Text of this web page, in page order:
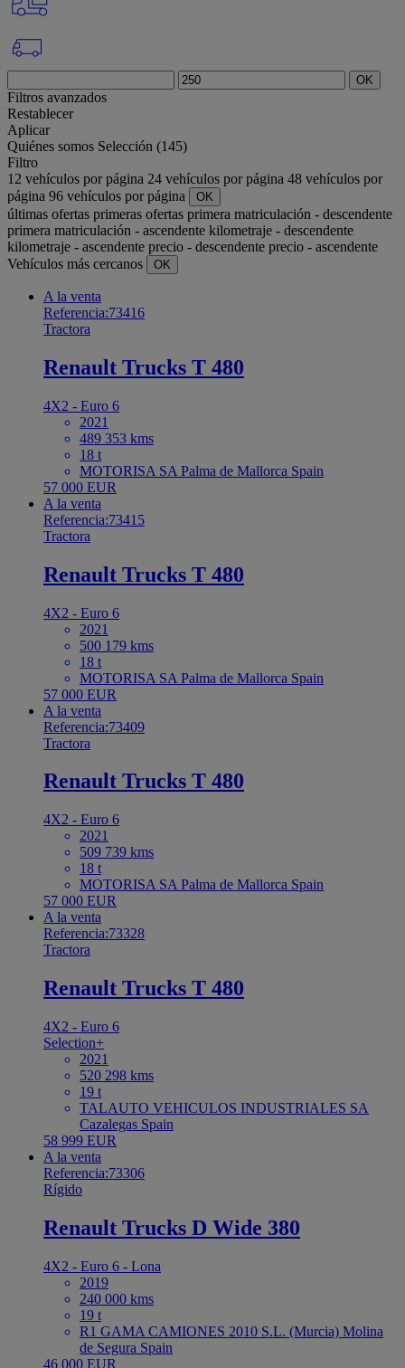
OK
Filtros avanzados
Restablecer
Aplicar
Quiénes somos Selección (145)
Filtro
12 vehículos por página 24 vehículos por página 48 vehículos por
página 96 vehículos por página OK
últimas ofertas primeras ofertas primera matriculación - descendente
primera matriculación - ascendente kilometraje - descendente
kilometraje - ascendente precio - descendente precio - ascendente
Vehículos más cercanos
OK
A la venta
Referencia:73416
Tractora
Renault Trucks T 480
4X2 - Euro 6
2021
489 353 kms
18 t
MOTORISA SA Palma de Mallorca Spain
57 000 EUR
A la venta
Referencia:73415
Tractora
Renault Trucks T 480
4X2 - Euro 6
2021
500 179 kms
18 t
MOTORISA SA Palma de Mallorca Spain
57 000 EUR
A la venta
Referencia:73409
Tractora
Renault Trucks T 480
4X2 - Euro 6
2021
509 739 kms
18 t
MOTORISA SA Palma de Mallorca Spain
57 000 EUR
A la venta
Referencia:73328
Tractora
Renault Trucks T 480
4X2 - Euro 6
Selection+
2021
520 298 kms
19 t
TALAUTO VEHICULOS INDUSTRIALES SA
Cazalegas Spain
58 999 EUR
A la venta
Referencia:73306
Rígido
Renault Trucks D Wide 380
4X2 - Euro 6 - Lona
2019
240 000 kms
19 t
R1 GAMA CAMIONES 2010 S.L. (Murcia) Molina
de Segura Spain
46 000 EUR